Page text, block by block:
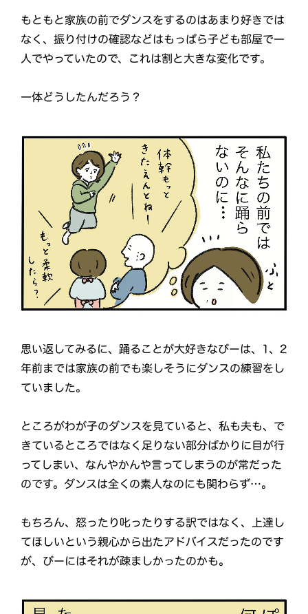
もともと家族の前でダンスをするのはあまり好きでは
なく、振り付けの確認などはもっぱら子ども部屋で一
人でやっていたので、これは割と大きな変化です。
一体どうしたんだろう？
思い返してみるに、踊ることが大好きなぴーは、1、2
年前までは家族の前でも楽しそうにダンスの練習をし
ていました。
ところがわが子のダンスを見ていると、私も夫も、で
きているところではなく足りない部分ばかりに目が行
ってしまい、なんやかんや言ってしまうのが常だった
のです。ダンスは全くの素人なのにも関わらず…。
もちろん、怒ったり叱ったりする訳ではなく、上達し
てほしいという親心から出たアドバイスだったのです
が、ぴーにはそれが疎ましかったのかも。